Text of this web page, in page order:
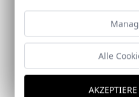
Doccia Shelf
Doccia presenta un
para ofrecer una solución
visualmente coherente.
Alle